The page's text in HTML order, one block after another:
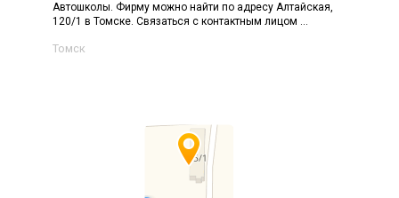
Автошколы. Фирму можно найти по адресу Алтайская,
120/1 в Томске. Связаться с контактным лицом ...
Томск